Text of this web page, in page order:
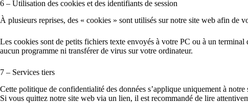
6 – Utilisation des cookies et des identifiants de session
À plusieurs reprises, des « cookies » sont utilisés sur notre site web afin de
Les cookies sont de petits fichiers texte envoyés à votre PC ou à un
aucun programme ni transférer de virus sur votre ordinateur.
7 – Services tiers
Cette politique de confidentialité des données s’applique uniquement à
Si vous quittez notre site web via un lien, il est recommandé de lire